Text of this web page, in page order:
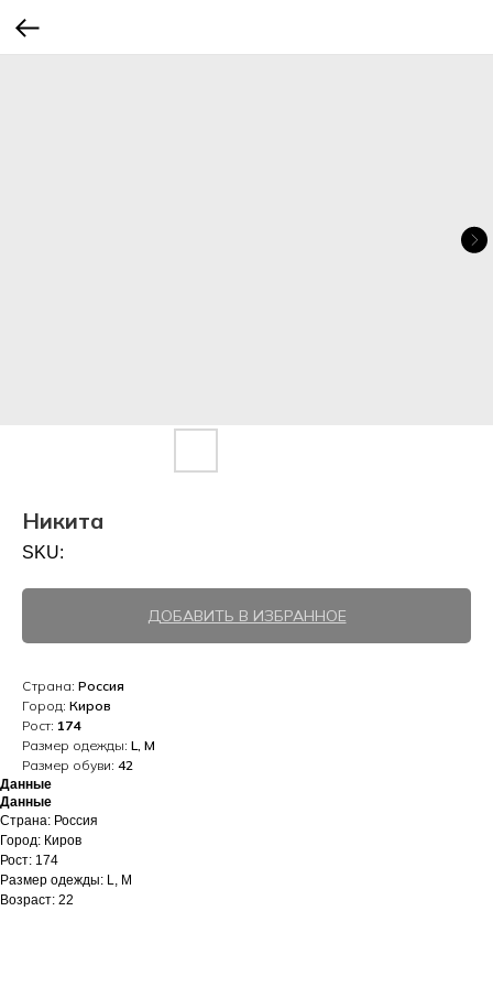
Никита
SKU:
ДОБАВИТЬ В ИЗБРАННОЕ
Страна: Россия
Город: Киров
Рост: 174
Размер одежды: L, M
Размер обуви: 42
Данные
Данные
Страна: Россия
Город: Киров
Рост: 174
Размер одежды: L, M
Возраст: 22